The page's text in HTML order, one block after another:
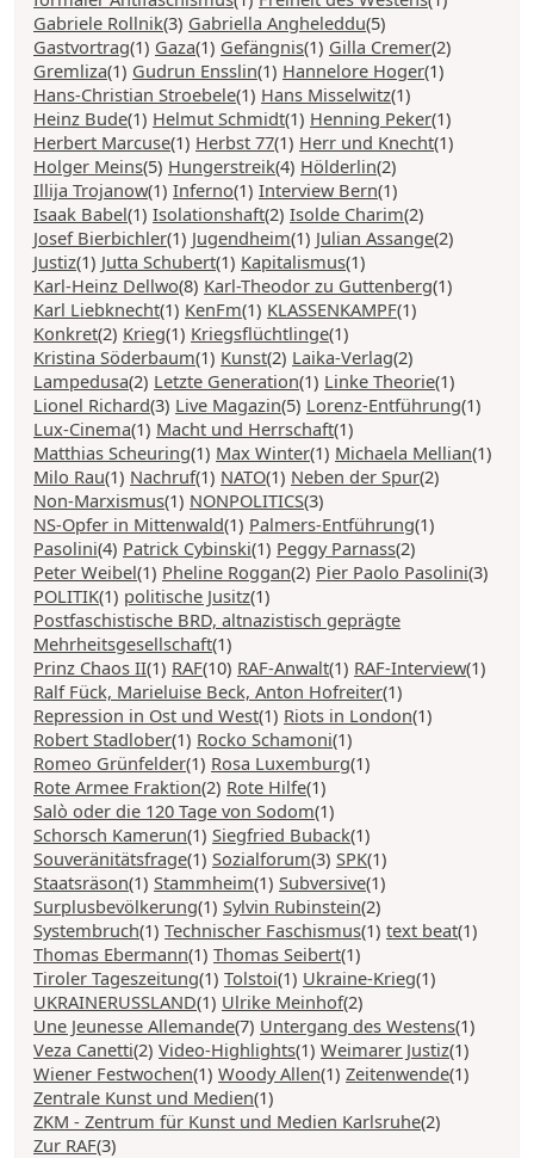
Gabriele Rollnik(3) Gabriella Angheleddu(5)
Gastvortrag(1) Gaza(1) Gefängnis(1) Gilla Cremer(2)
Gremliza(1) Gudrun Ensslin(1) Hannelore Hoger(1)
Hans-Christian Stroebele(1) Hans Misselwitz(1)
Heinz Bude(1) Helmut Schmidt(1) Henning Peker(1)
Herbert Marcuse(1) Herbst 77(1) Herr und Knecht(1)
Holger Meins(5) Hungerstreik(4) Hölderlin(2)
Illija Trojanow(1) Inferno(1) Interview Bern(1)
Isaak Babel(1) Isolationshaft(2) Isolde Charim(2)
Josef Bierbichler(1) Jugendheim(1) Julian Assange(2)
Justiz(1) Jutta Schubert(1) Kapitalismus(1)
Karl-Heinz Dellwo(8) Karl-Theodor zu Guttenberg(1)
Karl Liebknecht(1) KenFm(1) KLASSENKAMPF(1)
Konkret(2) Krieg(1) Kriegsflüchtlinge(1)
Kristina Söderbaum(1) Kunst(2) Laika-Verlag(2)
Lampedusa(2) Letzte Generation(1) Linke Theorie(1)
Lionel Richard(3) Live Magazin(5) Lorenz-Entführung(1)
Lux-Cinema(1) Macht und Herrschaft(1)
Matthias Scheuring(1) Max Winter(1) Michaela Mellian(1)
Milo Rau(1) Nachruf(1) NATO(1) Neben der Spur(2)
Non-Marxismus(1) NONPOLITICS(3)
NS-Opfer in Mittenwald(1) Palmers-Entführung(1)
Pasolini(4) Patrick Cybinski(1) Peggy Parnass(2)
Peter Weibel(1) Pheline Roggan(2) Pier Paolo Pasolini(3)
POLITIK(1) politische Jusitz(1)
Postfaschistische BRD, altnazistisch geprägte
Mehrheitsgesellschaft(1)
Prinz Chaos II(1) RAF(10) RAF-Anwalt(1) RAF-Interview(1)
Ralf Fück, Marieluise Beck, Anton Hofreiter(1)
Repression in Ost und West(1) Riots in London(1)
Robert Stadlober(1) Rocko Schamoni(1)
Romeo Grünfelder(1) Rosa Luxemburg(1)
Rote Armee Fraktion(2) Rote Hilfe(1)
Salò oder die 120 Tage von Sodom(1)
Schorsch Kamerun(1) Siegfried Buback(1)
Souveränitätsfrage(1) Sozialforum(3) SPK(1)
Staatsräson(1) Stammheim(1) Subversive(1)
Surplusbevölkerung(1) Sylvin Rubinstein(2)
Systembruch(1) Technischer Faschismus(1) text beat(1)
Thomas Ebermann(1) Thomas Seibert(1)
Tiroler Tageszeitung(1) Tolstoi(1) Ukraine-Krieg(1)
UKRAINERUSSLAND(1) Ulrike Meinhof(2)
Une Jeunesse Allemande(7) Untergang des Westens(1)
Veza Canetti(2) Video-Highlights(1) Weimarer Justiz(1)
Wiener Festwochen(1) Woody Allen(1) Zeitenwende(1)
Zentrale Kunst und Medien(1)
ZKM - Zentrum für Kunst und Medien Karlsruhe(2)
Zur RAF(3)